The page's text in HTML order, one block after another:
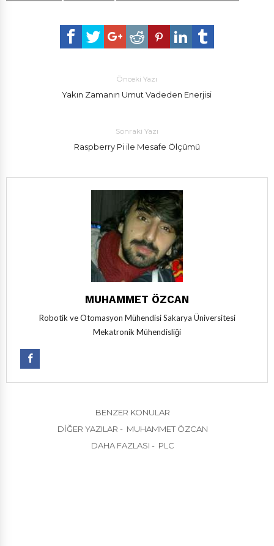
Önceki Yazı
Yakın Zamanın Umut Vadeden Enerjisi
Sonraki Yazı
Raspberry Pi ile Mesafe Ölçümü
MUHAMMET ÖZCAN
Robotik ve Otomasyon Mühendisi Sakarya Üniversitesi
Mekatronik Mühendisliği
BENZER KONULAR
DIĞER YAZILAR - MUHAMMET ÖZCAN
DAHA FAZLASI - PLC